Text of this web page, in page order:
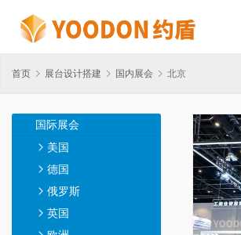
首页 展台设计搭建 国内展会 北京
国际展会
美国
德国
俄罗斯
英国